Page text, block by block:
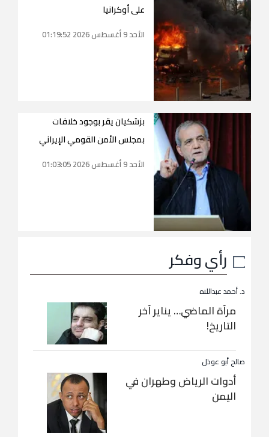
على أوكرانيا
الأحد 9 أغسطس 2026 01:19:52
بزشكيان يقر بوجود خلافات
بمجلس الأمن القومي الإيراني
الأحد 9 أغسطس 2026 01:03:05
رأي وفكر
د. أحمد عبداللاه
مرآة الماضي… يناير آخر
التاريخ!
صالح أبو عوذل
أدوات الرياض وطهران في
اليمن